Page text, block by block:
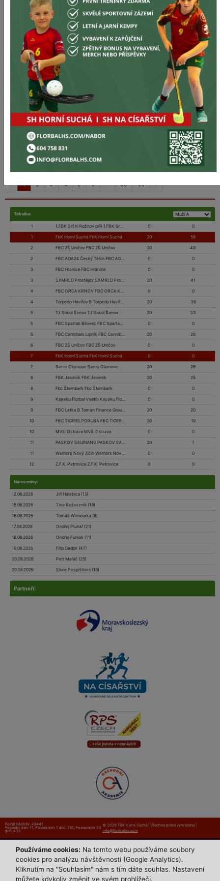
Horní Suché spuštěna
Jarní prázdniny v pohybu!
Přejeme vám klidné svátky a úspěšný vstup do
nového roku.
‹ 1 2 3 4 5 6 ... 58 59 ›
Tabulka:
1 1.FBK Sršni Rožnov p/R 1.FBK Sršni Rožnov p/R 0 0
1 FbK Horní Suchá FbK Horní Suchá 20 58
2 FBC ZŠ Uničov FBC ZŠ Uničov 20 43
2 FBC AGA24 Český Těšín FBC AGA24 Český Těšín 0 0
3 FBC Hranice FBC Hranice 0 0
3 SXMRLD Prostějov SXMRLD Prostějov 20 41
4 FBC ORCA KRNOV FBC ORCA KRNOV 0 0
4 Torpedo Havířov B Torpedo Havířov B 20 36
5 TJ Sokol Šenov TJ Sokol Šenov 20 33
5 FBC Spartak Bílovec FBC Spartak Bílovec 0 0
6 FBC Cannibals Lipník FBC Cannibals Lipník 20 28
6 FBC ZŠ Uničov FBC ZŠ Uničov 0 0
7 FbK Horní Suchá FbK Horní Suchá 0 0
7 Saros Olomouc Saros Olomouc 20 26
8 FBK Jeseník FBK Jeseník 20 25
8 Fbc Šternberk Fbc Šternberk 0 0
9 Kayaku Florbal Vsetín Kayaku Florbal Vsetín 0 0
9 FBC Letka B Toman Finance Group FBC Letka B Toman Finance Group 20 20
10 FBC TIGERS PORUBA FBC TIGERS PORUBA 20 19
10 MVIL Ostrava MVIL Ostrava 0 0
11 PASKOV SAURIANS PASKOV SAURIANS 20 1
11 Warriors Nový Jičín Warriors Nový Jičín 0 0
12 Z.F.K. Petrovice Z.F.K. Petrovice 0 0
Narozeniny:
12.08.2026 Jiří Halabica (15)
15.08.2026 Tina Kožusznik (18)
16.08.2026 Tomáš Wiewiorka (8)
17.08.2026 Ondřej Pluhař (21)
18.08.2026 Ondřej Funiok (11)
19.08.2026 Filip Dadok (47)
20.08.2026 Petr Maláč (25)
20.08.2026 Silvie Pospíšilová (18)
Partneří:
Počet návštěv: 40445
Poslední den: 11 , Posledních 7 dnů: 110, Posledních 30
dnů: 439
© 2026 FBK Horní Suchá | Všechna práva vyhrazena |
info@florbalhs.com
Používáme cookies: Na tomto webu používáme soubory
cookies pro analýzu návštěvnosti (Google Analytics).
Kliknutím na "Souhlasím" nám s tím dáte souhlas. Nastavení
můžete kdykoliv změnit ve svém prohlížeči.